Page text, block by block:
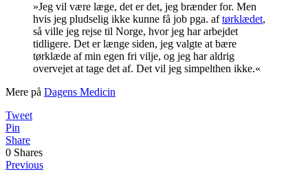
»Jeg vil være læge, det er det, jeg brænder for. Men
hvis jeg pludselig ikke kunne få job pga. aftørklædet,
så ville jeg rejse til Norge, hvor jeg har arbejdet
tidligere. Det er længe siden, jeg valgte at bære
tørklæde af min egen fri vilje, og jeg har aldrig
overvejet at tage det af. Det vil jeg simpelthen ikke.«
Mere på Dagens Medicin
Tweet
Pin
Share
0 Shares
Previous